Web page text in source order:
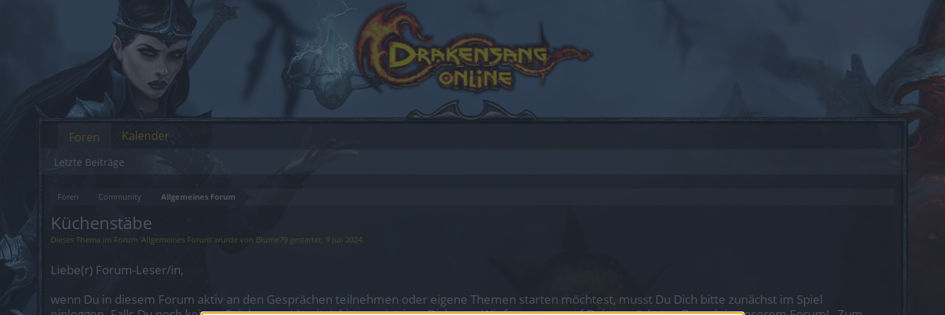
Foren Community Allgemeines Forum
Küchenstäbe
Dieses Thema im Forum 'Allgemeines Forum' wurde von Blume79 gestartet, 9 Juli 2024.
Liebe(r) Forum-Leser/in,
wenn Du in diesem Forum aktiv an den Gesprächen teilnehmen oder eigene Themen starten möchtest, musst Du Dich bitte zunächst im Spiel
Foren
Letzte Beiträge
Kalender